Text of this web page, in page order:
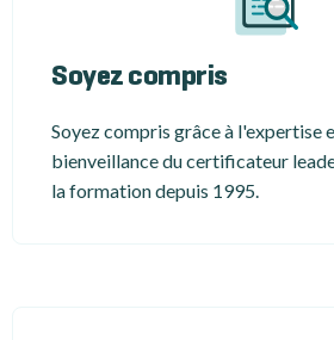
Soyez compris
Soyez compris grâce à l'expertise
bienveillance du certificateur
la formation depuis 1995.